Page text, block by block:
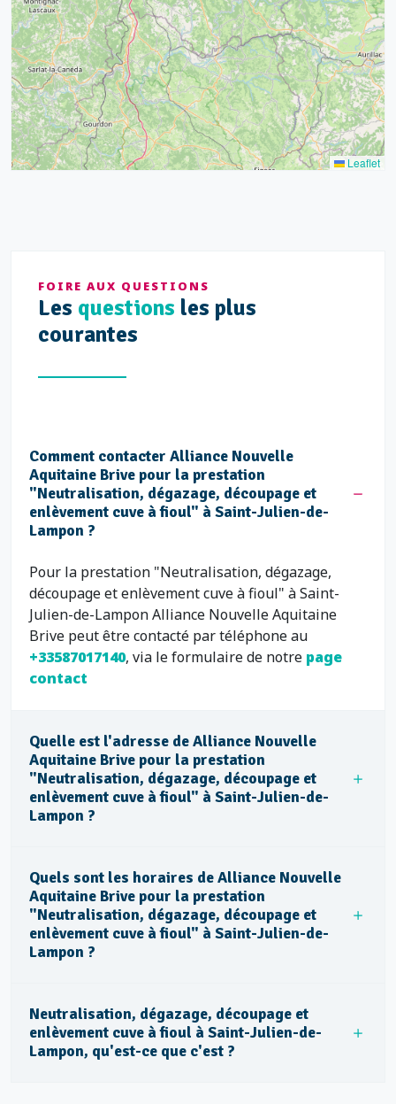
21
14
68
Leaflet
FOIRE AUX QUESTIONS
Les questions les plus
courantes
Comment contacter Alliance Nouvelle
Aquitaine Brive pour la prestation
"Neutralisation, dégazage, découpage et
enlèvement cuve à fioul" à Saint-Julien-de-
Lampon ?
Pour la prestation "Neutralisation, dégazage,
découpage et enlèvement cuve à fioul" à Saint-
Julien-de-Lampon Alliance Nouvelle Aquitaine
Brive peut être contacté par téléphone au
+33587017140, via le formulaire de notre page
contact
Quelle est l'adresse de Alliance Nouvelle
Aquitaine Brive pour la prestation
"Neutralisation, dégazage, découpage et
enlèvement cuve à fioul" à Saint-Julien-de-
Lampon ?
Quels sont les horaires de Alliance Nouvelle
Aquitaine Brive pour la prestation
"Neutralisation, dégazage, découpage et
enlèvement cuve à fioul" à Saint-Julien-de-
Lampon ?
Neutralisation, dégazage, découpage et
enlèvement cuve à fioul à Saint-Julien-de-
Lampon, qu'est-ce que c'est ?